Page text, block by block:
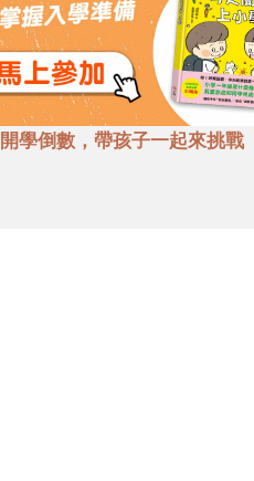
開學倒數，帶孩子一起來挑戰